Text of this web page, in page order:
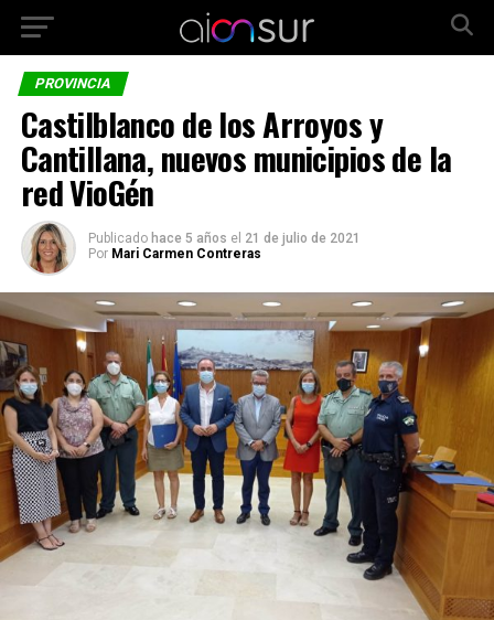
PROVINCIA
Castilblanco de los Arroyos y
Cantillana, nuevos municipios de la
red VioGén
Publicado hace 5 años el 21 de julio de 2021
Por Mari Carmen Contreras